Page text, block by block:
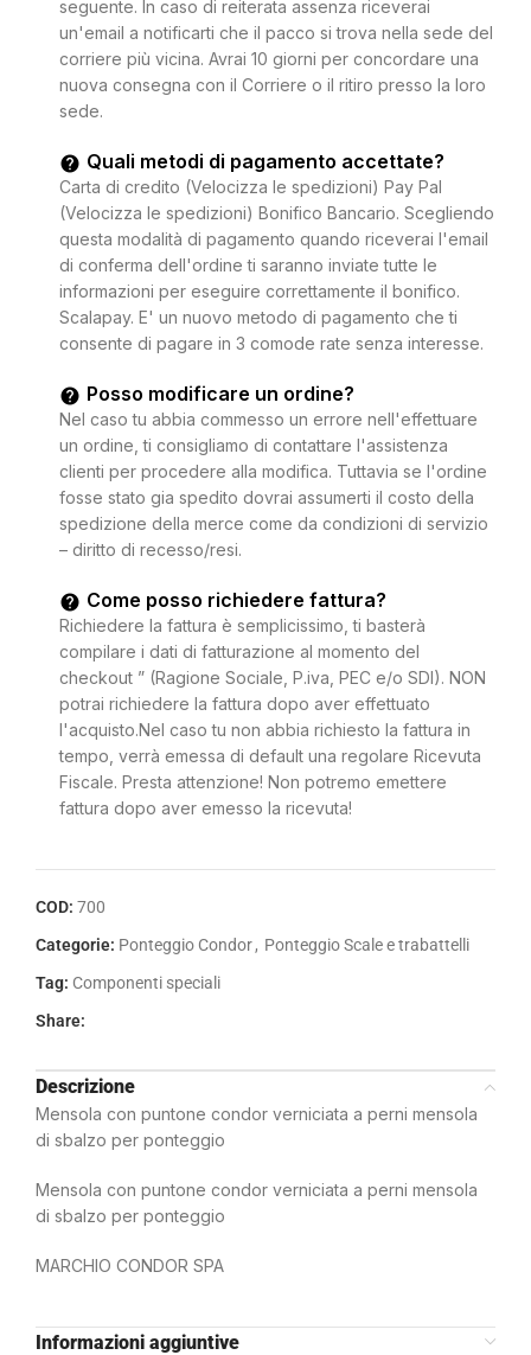
seguente. In caso di reiterata assenza riceverai
un'email a notificarti che il pacco si trova nella sede del
corriere più vicina. Avrai 10 giorni per concordare una
nuova consegna con il Corriere o il ritiro presso la loro
sede.
Quali metodi di pagamento accettate?
Carta di credito (Velocizza le spedizioni) Pay Pal
(Velocizza le spedizioni) Bonifico Bancario. Scegliendo
questa modalità di pagamento quando riceverai l'email
di conferma dell'ordine ti saranno inviate tutte le
informazioni per eseguire correttamente il bonifico.
Scalapay. E' un nuovo metodo di pagamento che ti
consente di pagare in 3 comode rate senza interesse.
Posso modificare un ordine?
Nel caso tu abbia commesso un errore nell'effettuare
un ordine, ti consigliamo di contattare l'assistenza
clienti per procedere alla modifica. Tuttavia se l'ordine
fosse stato gia spedito dovrai assumerti il costo della
spedizione della merce come da condizioni di servizio
– diritto di recesso/resi.
Come posso richiedere fattura?
Richiedere la fattura è semplicissimo, ti basterà
compilare i dati di fatturazione al momento del
checkout ” (Ragione Sociale, P.iva, PEC e/o SDI). NON
potrai richiedere la fattura dopo aver effettuato
l'acquisto.Nel caso tu non abbia richiesto la fattura in
tempo, verrà emessa di default una regolare Ricevuta
Fiscale. Presta attenzione! Non potremo emettere
fattura dopo aver emesso la ricevuta!
COD: 700
Categorie: Ponteggio Condor, Ponteggio Scale e trabattelli
Tag: Componenti speciali
Share:
Descrizione
Mensola con puntone condor verniciata a perni mensola
di sbalzo per ponteggio
Mensola con puntone condor verniciata a perni mensola
di sbalzo per ponteggio
MARCHIO CONDOR SPA
Informazioni aggiuntive